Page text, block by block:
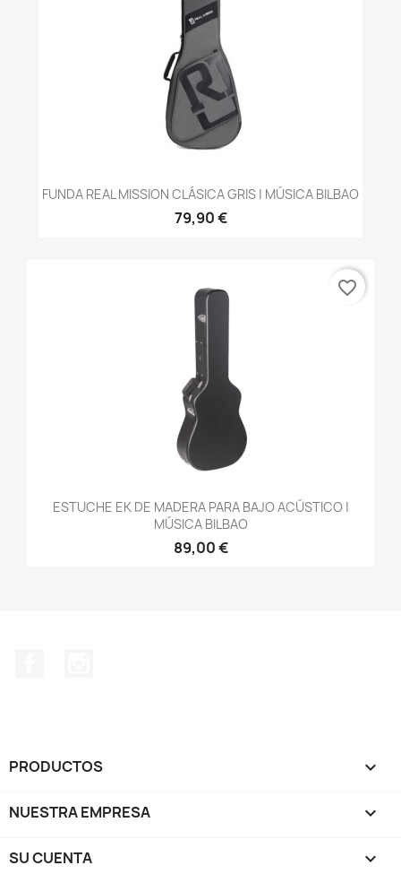
FUNDA REAL MISSION CLÁSICA GRIS | MÚSICA BILBAO
79,90 €
ESTUCHE EK DE MADERA PARA BAJO ACÚSTICO |
MÚSICA BILBAO
89,00 €
favorite_border
PRODUCTOS 
NUESTRA EMPRESA 
SU CUENTA 